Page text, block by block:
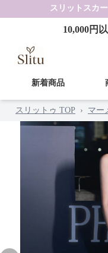
スリットスカー
10,000円
新着商品
スリットゥ TOP › マー